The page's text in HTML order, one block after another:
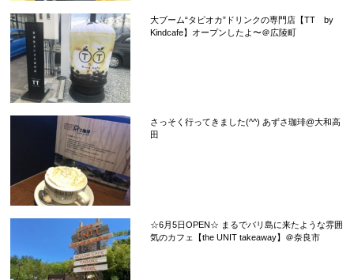
大ブーム“タピオカ”ドリンクの専門店【TT by
Kindcafe】オープンしたよ〜＠広陵町
さっそく行ってきました(^^) あずさ珈琲@大和高
田
☆6月5日OPEN☆ まるでバリ島に来たような雰囲
気のカフェ【the UNIT takeaway】＠奈良市